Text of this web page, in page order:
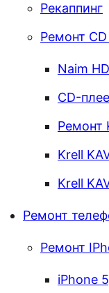
Рекаппинг
Ремонт
Naim
CD-
Ремонт
Krell
Krell
Ремонт
Ремонт
iPhone